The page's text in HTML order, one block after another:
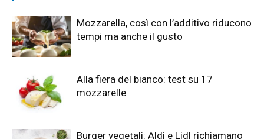
Mozzarella, così con l’additivo riducono
tempi ma anche il gusto
Alla fiera del bianco: test su 17
mozzarelle
Burger vegetali: Aldi e Lidl richiamano